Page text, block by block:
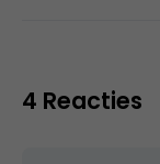
4 Reacties